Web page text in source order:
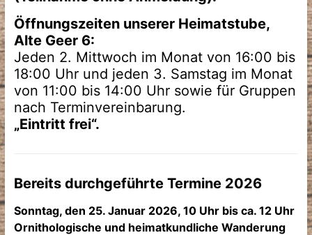
Öffnungszeiten unserer Heimatstube,
Alte Geer 6:
Jeden 2. Mittwoch im Monat von 16:00 bis
18:00 Uhr und jeden 3. Samstag im Monat
von 11:00 bis 14:00 Uhr sowie für Gruppen
nach Terminvereinbarung.
„Eintritt frei“.
Bereits durchgeführte Termine 2026
Sonntag, den 25. Januar 2026, 10 Uhr bis ca. 12 Uhr
Ornithologische und heimatkundliche Wanderung